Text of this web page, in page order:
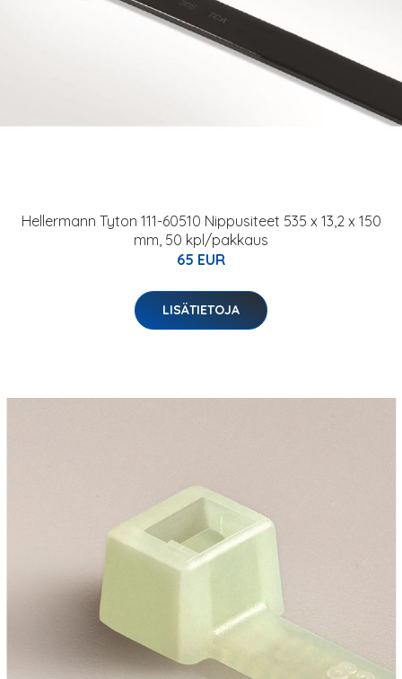
Hellermann Tyton 111-60510 Nippusiteet 535 x 13,2 x 150
mm, 50 kpl/pakkaus
65 EUR
LISÄTIETOJA